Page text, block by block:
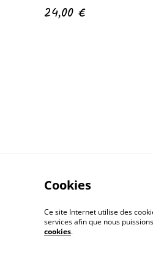
24,00 €
Cookies
Ce site Internet utilise des
services afin que nous
cookies.